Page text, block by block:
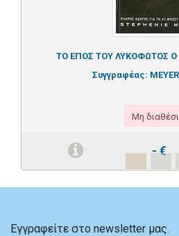
ΤΟ ΕΠΟΣ ΤΟΥ ΛΥΚΟΦΩΤΟΣ
Συγγραφέας:
Μη
- €
Εγγραφείτε στο newsletter μας.